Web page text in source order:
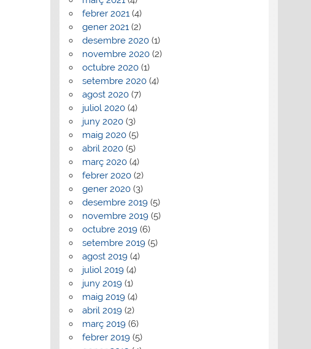
febrer 2021(4)
gener 2021(2)
desembre 2020(1)
novembre 2020(2)
octubre 2020(1)
setembre 2020(4)
agost 2020(7)
juliol 2020(4)
juny 2020(3)
maig 2020(5)
abril 2020(5)
març 2020(4)
febrer 2020(2)
gener 2020(3)
desembre 2019(5)
novembre 2019(5)
octubre 2019(6)
setembre 2019(5)
agost 2019(4)
juliol 2019(4)
juny 2019(1)
maig 2019(4)
abril 2019(2)
març 2019(6)
febrer 2019(5)